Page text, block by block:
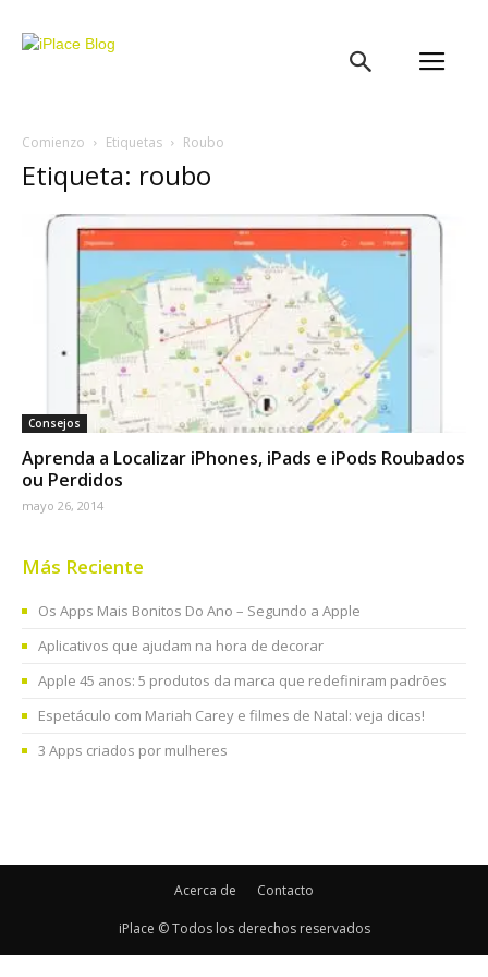
Comienzo Etiquetas Roubo
Etiqueta: roubo
Consejos
Aprenda a Localizar iPhones, iPads e iPods Roubados
ou Perdidos
mayo 26, 2014
Más Reciente
Os Apps Mais Bonitos Do Ano – Segundo a Apple
Aplicativos que ajudam na hora de decorar
Apple 45 anos: 5 produtos da marca que redefiniram padrões
Espetáculo com Mariah Carey e filmes de Natal: veja dicas!
3 Apps criados por mulheres
Acerca de Contacto
iPlace © Todos los derechos reservados